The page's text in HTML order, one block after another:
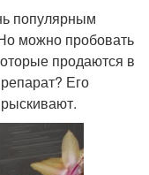
популярным
можно пробовать
продаются в
Его